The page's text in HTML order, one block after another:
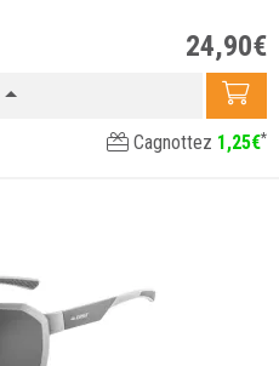
24,90€
Cagnottez 1,25€*